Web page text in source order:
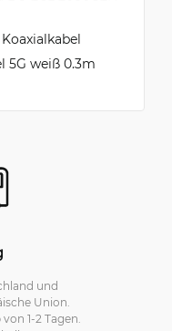
5G weiß 0.3m
und
Union.
1-2 Tagen.